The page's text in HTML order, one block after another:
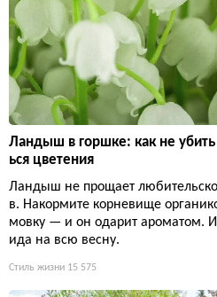
Ландыш в горшке: как не
ься цветения
Ландыш не прощает
в. Накормите корневище
мовку — и он одарит ароматом.
ида на всю весну.
Стиль жизни 15 575